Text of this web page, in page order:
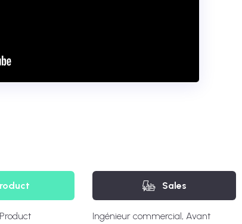
Sales
Ingénieur commercial, Avant